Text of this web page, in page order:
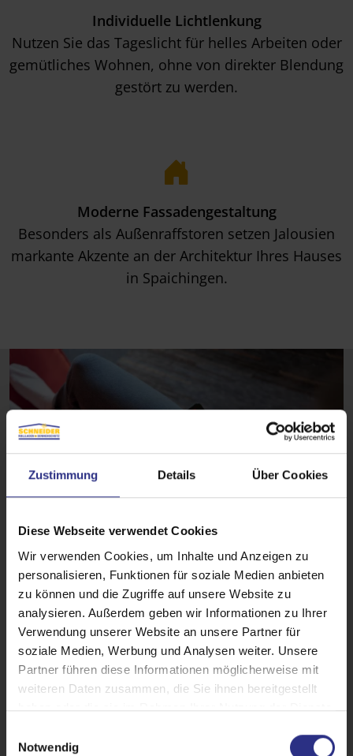
Zustimmung Details Über Cookies
Diese Webseite verwendet Cookies
Wir verwenden Cookies, um Inhalte und Anzeigen zu
personalisieren, Funktionen für soziale Medien anbieten
zu können und die Zugriffe auf unsere Website zu
analysieren. Außerdem geben wir Informationen zu Ihrer
Verwendung unserer Website an unsere Partner für
soziale Medien, Werbung und Analysen weiter. Unsere
Partner führen diese Informationen möglicherweise mit
weiteren Daten zusammen, die Sie ihnen bereitgestellt
haben oder die sie im Rahmen Ihrer Nutzung der Dienste
Notwendig
Individuelle Lichtlenkung
Nutzen Sie das Tageslicht für helles Arbeiten oder
gemütliches Wohnen, ohne von direkter Blendung
gestört zu werden.
Moderne Fassadengestaltung
Besonders als Außenraffstoren setzen Jalousien
markante Akzente an der Architektur Ihres Hauses
in Spaichingen.
Was kostet meine neue
Außenjalousie?
Mit unserem Kaufberater erhalten Sie mit nur
wenigen Klicks Ihr persönliches, kostenloses
Angebot.
Außenjalousie konfigurieren